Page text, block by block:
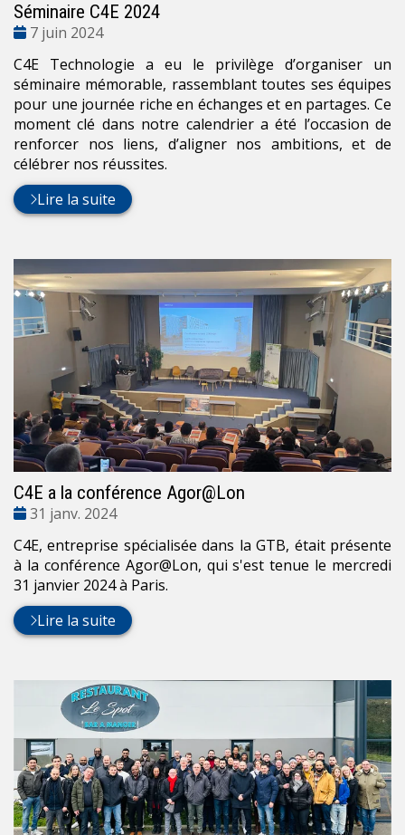
Séminaire C4E 2024
Date
7 juin 2024
C4E Technologie a eu le privilège d’organiser un
séminaire mémorable, rassemblant toutes ses équipes
pour une journée riche en échanges et en partages. Ce
moment clé dans notre calendrier a été l’occasion de
renforcer nos liens, d’aligner nos ambitions, et de
célébrer nos réussites.
Lire la suite
C4E a la conférence Agor@Lon
Date
31 janv. 2024
C4E, entreprise spécialisée dans la GTB, était présente
à la conférence Agor@Lon, qui s'est tenue le mercredi
31 janvier 2024 à Paris.
Lire la suite